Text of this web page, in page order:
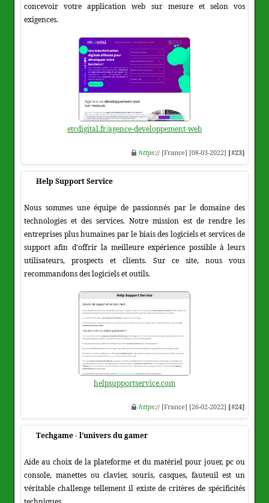
concevoir votre application web sur mesure et selon vos
exigences.
etcdigital.fr/agence-developpement-web
https:// [France] [08-03-2022] [#23]
Help Support Service
Nous sommes une équipe de passionnés par le domaine des
technologies et des services. Notre mission est de rendre les
entreprises plus humaines par le biais des logiciels et services de
support afin d'offrir la meilleure expérience possible à leurs
utilisateurs, prospects et clients. Sur ce site, nous vous
recommandons des logiciels et outils.
helpsupportservice.com
https:// [France] [26-02-2022] [#24]
Techgame - l'univers du gamer
Aide au choix de la plateforme et du matériel pour jouer, pc ou
console, manettes ou clavier, souris, casques, fauteuil est un
véritable challenge tellement il existe de critères de spécificités